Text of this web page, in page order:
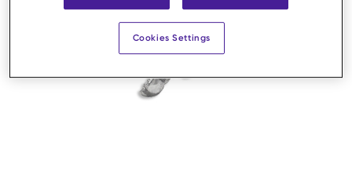
Cookies Settings